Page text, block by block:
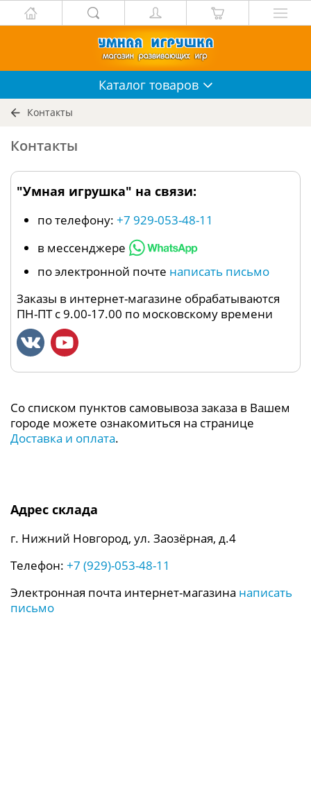
Каталог товаров
Контакты
Контакты
"Умная игрушка" на связи:
по телефону: +7 929-053-48-11
в мессенджере
по электронной почте написать письмо
Заказы в интернет-магазине обрабатываются
ПН-ПТ с 9.00-17.00 по московскому времени
Со списком пунктов самовывоза заказа в Вашем
городе можете ознакомиться на странице
Доставка и оплата.
Адрес склада
г. Нижний Новгород, ул. Заозёрная, д.4
Телефон: +7 (929)-053-48-11
Электронная почта интернет-магазина написать
письмо